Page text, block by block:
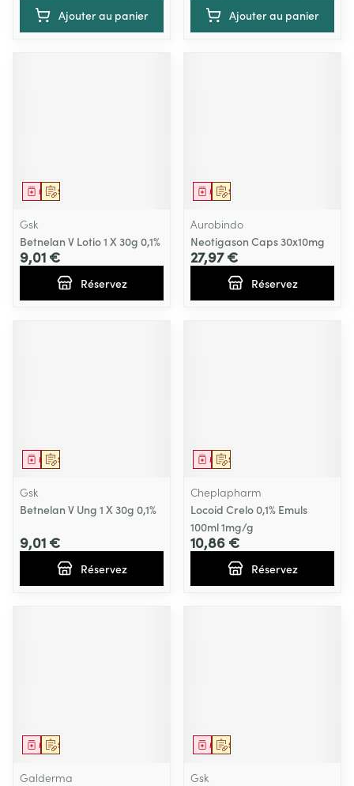
Ajouter au panier Ajouter au panier
Sur prescription
Médicament
Gsk
Betnelan V Lotio 1 X 30g 0,1%
9,01 €
Réservez
Sur prescription
Médicament
Aurobindo
Neotigason Caps 30x10mg
27,97 €
Réservez
Sur prescription
Médicament
Gsk
Betnelan V Ung 1 X 30g 0,1%
9,01 €
Réservez
Sur prescription
Médicament
Cheplapharm
Locoid Crelo 0,1% Emuls
100ml 1mg/g
10,86 €
Réservez
Sur prescription
Médicament
Galderma
Sur prescription
Médicament
Gsk